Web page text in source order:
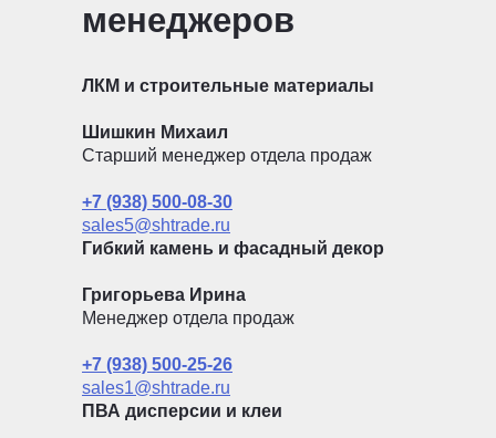
менеджеров
ЛКМ и строительные материалы
Шишкин Михаил
Старший менеджер отдела продаж
+7 (938) 500-08-30
sales5@shtrade.ru
Гибкий камень и фасадный декор
Григорьева Ирина
Менеджер отдела продаж
+7 (938) 500-25-26
sales1@shtrade.ru
ПВА дисперсии и клеи